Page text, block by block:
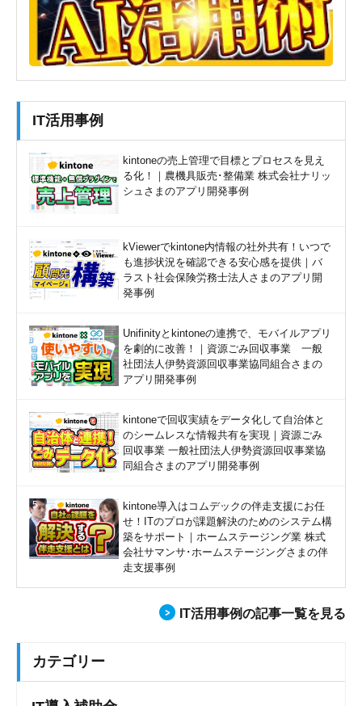
IT活用事例
kintoneの売上管理で目標とプロセスを見え
る化！｜農機具販売･整備業 株式会社ナリッ
シュさまのアプリ開発事例
kViewerでkintone内情報の社外共有！いつで
も進捗状況を確認できる安心感を提供｜バ
ラスト社会保険労務士法人さまのアプリ開
発事例
Unifinityとkintoneの連携で、モバイルアプリ
を劇的に改善！｜資源ごみ回収事業 一般
社団法人伊勢資源回収事業協同組合さまの
アプリ開発事例
kintoneで回収実績をデータ化して自治体と
のシームレスな情報共有を実現｜資源ごみ
回収事業 一般社団法人伊勢資源回収事業協
同組合さまのアプリ開発事例
kintone導入はコムデックの伴走支援にお任
せ！ITのプロが課題解決のためのシステム構
築をサポート｜ホームステージング業 株式
会社サマンサ･ホームステージングさまの伴
走支援事例
IT活用事例の記事一覧を見る
カテゴリー